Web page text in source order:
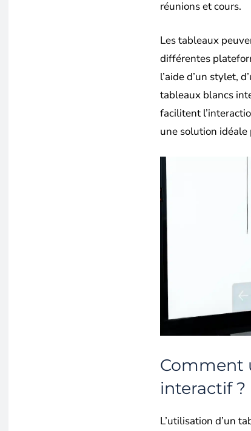
réunions et cours.
Les tableaux
différentes
l’aide d’un stylet,
tableaux blancs
facilitent
une solution idéale
Comment
interactif ?
L’utilisation d’un